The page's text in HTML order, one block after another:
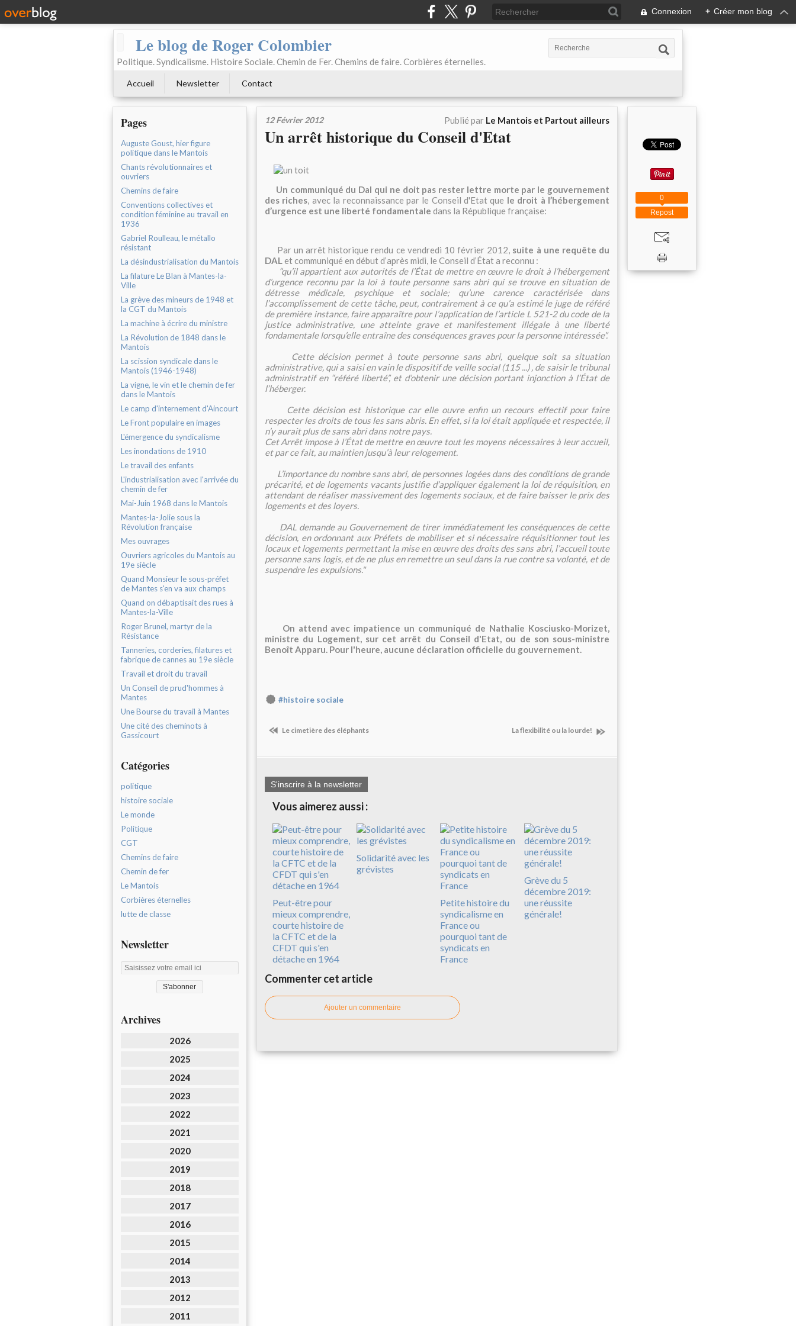
Connexion + Créer mon blog
Le blog de Roger Colombier
Politique. Syndicalisme. Histoire Sociale. Chemin de Fer. Chemins de faire. Corbières éternelles.
Accueil Newsletter Contact
Pages
Auguste Goust, hier figure
politique dans le Mantois
Chants révolutionnaires et
ouvriers
Chemins de faire
Conventions collectives et
condition féminine au travail en
1936
Gabriel Roulleau, le métallo
résistant
La désindustrialisation du Mantois
La filature Le Blan à Mantes-la-
Ville
La grève des mineurs de 1948 et
la CGT du Mantois
La machine à écrire du ministre
La Révolution de 1848 dans le
Mantois
La scission syndicale dans le
Mantois (1946-1948)
La vigne, le vin et le chemin de fer
dans le Mantois
Le camp d'internement d'Aincourt
Le Front populaire en images
L'émergence du syndicalisme
Les inondations de 1910
Le travail des enfants
L'industrialisation avec l'arrivée du
chemin de fer
Mai-Juin 1968 dans le Mantois
Mantes-la-Jolie sous la
Révolution française
Mes ouvrages
Ouvriers agricoles du Mantois au
19e siècle
Quand Monsieur le sous-préfet
de Mantes s'en va aux champs
Quand on débaptisait des rues à
Mantes-la-Ville
Roger Brunel, martyr de la
Résistance
Tanneries, corderies, filatures et
fabrique de cannes au 19e siècle
Travail et droit du travail
Un Conseil de prud'hommes à
Mantes
Une Bourse du travail à Mantes
Une cité des cheminots à
Gassicourt
Catégories
politique
histoire sociale
Le monde
Politique
CGT
Chemins de faire
Chemin de fer
Le Mantois
Corbières éternelles
lutte de classe
Newsletter
Archives
2026
2025
2024
2023
2022
2021
2020
2019
2018
2017
2016
2015
2014
2013
2012
2011
12 Février 2012 Publié par Le Mantois et Partout ailleurs
Un arrêt historique du Conseil d'Etat
Un communiqué du Dal qui ne doit pas rester lettre morte par le gouvernement
des riches, avec la reconnaissance par le Conseil d'Etat que le droit à l’hébergement
d’urgence est une liberté fondamentale dans la République française:
Par un arrêt historique rendu ce vendredi 10 février 2012, suite à une requête du
DALet communiqué en début d’après midi, le Conseil d’État a reconnu :
“qu’il appartient aux autorités de l’État de mettre en œuvre le droit à l’hébergement
d’urgence reconnu par la loi à toute personne sans abri qui se trouve en situation de
détresse médicale, psychique et sociale; qu’une carence caractérisée dans
l’accomplissement de cette tâche, peut, contrairement à ce qu’a estimé le juge de référé
de première instance, faire apparaître pour l’application de l’article L 521-2 du code de la
justice administrative, une atteinte grave et manifestement illégale à une liberté
fondamentale lorsqu’elle entraîne des conséquences graves pour la personne intéressée”.
Cette décision permet à toute personne sans abri, quelque soit sa situation
administrative, qui a saisi en vain le dispositif de veille social (115 ...) , de saisir le tribunal
administratif en “référé liberté”, et d’obtenir une décision portant injonction à l’État de
l’héberger.
Cette décision est historique car elle ouvre enfin un recours effectif pour faire
respecter les droits de tous les sans abris. En effet, si la loi était appliquée et respectée, il
n’y aurait plus de sans abri dans notre pays.
Cet Arrêt impose à l’État de mettre en œuvre tout les moyens nécessaires à leur accueil,
et par ce fait, au maintien jusqu’à leur relogement.
L’importance du nombre sans abri, de personnes logées dans des conditions de grande
précarité, et de logements vacants justifie d’appliquer également la loi de réquisition, en
attendant de réaliser massivement des logements sociaux, et de faire baisser le prix des
logements et des loyers.
DAL demande au Gouvernement de tirer immédiatement les conséquences de cette
décision, en ordonnant aux Préfets de mobiliser et si nécessaire réquisitionner tout les
locaux et logements permettant la mise en œuvre des droits des sans abri, l’accueil toute
personne sans logis, et de ne plus en remettre un seul dans la rue contre sa volonté, et de
suspendre les expulsions."
On attend avec impatience un communiqué de Nathalie Kosciusko-Morizet,
ministre du Logement, sur cet arrêt du Conseil d'Etat, ou de son sous-ministre
Benoît Apparu. Pour l'heure, aucune déclaration officielle du gouvernement.
#histoire sociale
Le cimetière des éléphants La flexibilité ou la lourde!
S'inscrire à la newsletter
Vous aimerez aussi :
Peut-être pour
mieux comprendre,
courte histoire de
la CFTC et de la
CFDT qui s'en
détache en 1964
Solidarité avec les
grévistes
Petite histoire du
syndicalisme en
France ou
pourquoi tant de
syndicats en
France
Grève du 5
décembre 2019:
une réussite
générale!
Commenter cet article
Ajouter un commentaire
Repost
0